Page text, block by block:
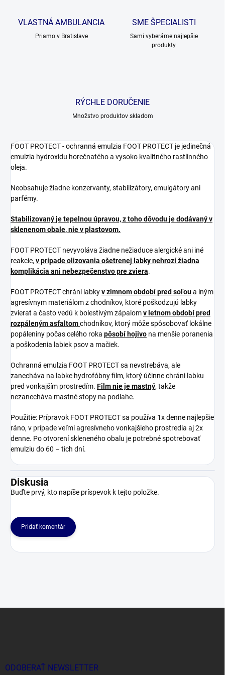
VLASTNÁ AMBULANCIA
Priamo v Bratislave
SME ŠPECIALISTI
Sami vyberáme najlepšie
produkty
RÝCHLE DORUČENIE
Množstvo produktov skladom
FOOT PROTECT - ochranná emulzia FOOT PROTECT je jedinečná
emulzia hydroxidu horečnatého a vysoko kvalitného rastlinného
oleja.
Neobsahuje žiadne konzervanty, stabilizátory, emulgátory ani
parfémy.
Stabilizovaný je tepelnou úpravou, z toho dôvodu je dodávaný v
sklenenom obale, nie v plastovom.
FOOT PROTECT nevyvoláva žiadne nežiaduce alergické ani iné
reakcie, v prípade olizovania ošetrenej labky nehrozí žiadna
komplikácia ani nebezpečenstvo pre zviera.
FOOT PROTECT chráni labkyv zimnom období pred soľoua iným
agresívnym materiálom z chodníkov, ktoré poškodzujú labky
zvierat a často vedú k bolestivým zápalomv letnom období pred
rozpáleným asfaltomchodníkov, ktorý môže spôsobovať lokálne
popáleniny počas celého roka pôsobí hojivo na menšie poranenia
a poškodenia labiek psov a mačiek.
Ochranná emulzia FOOT PROTECT sa nevstrebáva, ale
zanecháva na labke hydrofóbny film, ktorý účinne chráni labku
pred vonkajším prostredím. Film nie je mastný, takže
nezanecháva mastné stopy na podlahe.
Použitie: Prípravok FOOT PROTECT sa používa 1x denne najlepšie
ráno, v prípade veľmi agresívneho vonkajšieho prostredia aj 2x
denne. Po otvorení skleneného obalu je potrebné spotrebovať
emulziu do 60 – tich dní.
Diskusia
Buďte prvý, kto napíše príspevok k tejto položke.
Pridať komentár
ODOBERAŤ NEWSLETTER